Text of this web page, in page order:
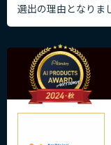
選出の理由となりま